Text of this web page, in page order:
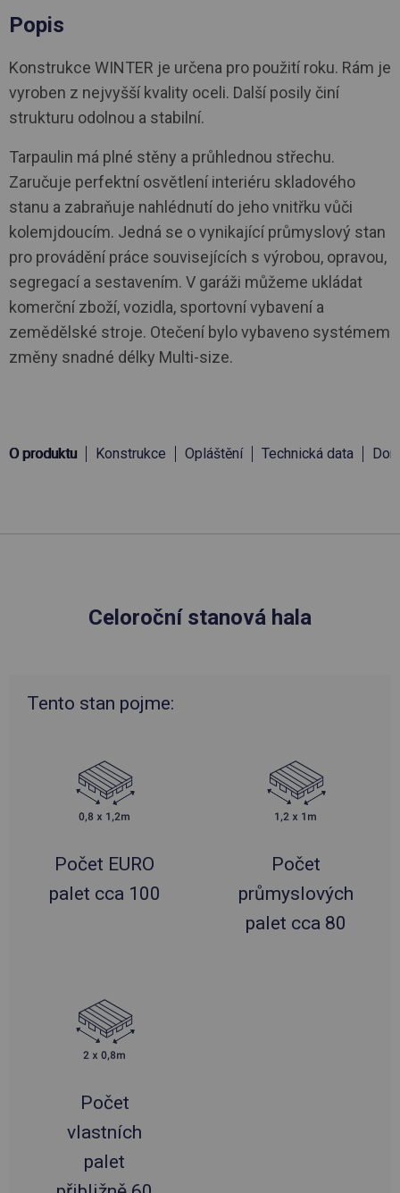
Popis
Konstrukce WINTER je určena pro použití roku. Rám je
vyroben z nejvyšší kvality oceli. Další posily činí
strukturu odolnou a stabilní.
Tarpaulin má plné stěny a průhlednou střechu.
Zaručuje perfektní osvětlení interiéru skladového
stanu a zabraňuje nahlédnutí do jeho vnitřku vůči
kolemjdoucím. Jedná se o vynikající průmyslový stan
pro provádění práce souvisejících s výrobou, opravou,
segregací a sestavením. V garáži můžeme ukládat
komerční zboží, vozidla, sportovní vybavení a
zemědělské stroje. Otečení bylo vybaveno systémem
změny snadné délky Multi-size.
O produktu Konstrukce Opláštění Technická data
Celoroční stanová hala
Tento stan pojme:
Počet EURO
palet cca 100
Počet
průmyslových
palet cca 80
Počet
vlastních
palet